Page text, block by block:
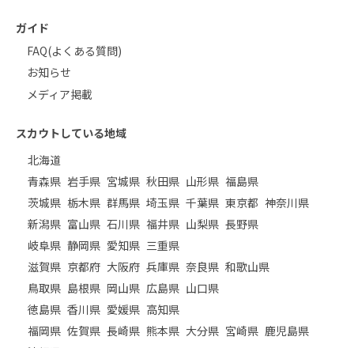
ガイド
FAQ(よくある質問)
お知らせ
メディア掲載
スカウトしている地域
北海道
青森県 岩手県 宮城県 秋田県 山形県 福島県
茨城県 栃木県 群馬県 埼玉県 千葉県 東京都 神奈川県
新潟県 富山県 石川県 福井県 山梨県 長野県
岐阜県 静岡県 愛知県 三重県
滋賀県 京都府 大阪府 兵庫県 奈良県 和歌山県
鳥取県 島根県 岡山県 広島県 山口県
徳島県 香川県 愛媛県 高知県
福岡県 佐賀県 長崎県 熊本県 大分県 宮崎県 鹿児島県